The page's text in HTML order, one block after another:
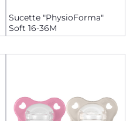
Sucette "PhysioForma"
Soft 16-36M